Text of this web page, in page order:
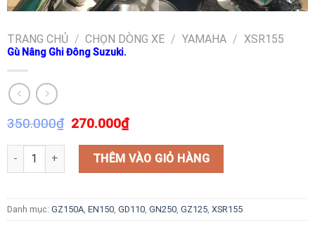
TRANG CHỦ / CHỌN DÒNG XE / YAMAHA / XSR155
Gù Nâng Ghi Đông Suzuki.
350.000₫ 270.000₫
Gù Nâng Ghi Đông Suzuki. số lượng
THÊM VÀO GIỎ HÀNG
Danh mục: GZ150A, EN150, GD110, GN250, GZ125, XSR155